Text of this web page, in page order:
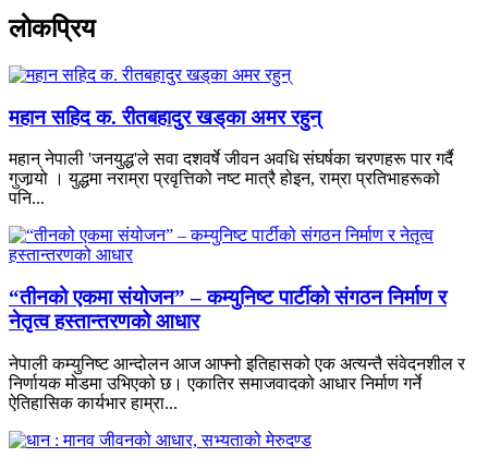
लाेकप्रिय
महान सहिद क. रीतबहादुर खड्‌का अमर रहुन्
महान् नेपाली 'जनयुद्ध'ले सवा दशवर्षे जीवन अवधि संघर्षका चरणहरू पार गर्दै
गुजार्‍यो । युद्धमा नराम्रा प्रवृत्तिको नष्ट मात्रै होइन, राम्रा प्रतिभाहरूको
पनि...
“तीनको एकमा संयोजन” – कम्युनिष्ट पार्टीको संगठन निर्माण र
नेतृत्व हस्तान्तरणको आधार
नेपाली कम्युनिष्ट आन्दोलन आज आफ्नो इतिहासको एक अत्यन्तै संवेदनशील र
निर्णायक मोडमा उभिएको छ। एकातिर समाजवादको आधार निर्माण गर्ने
ऐतिहासिक कार्यभार हाम्रा...